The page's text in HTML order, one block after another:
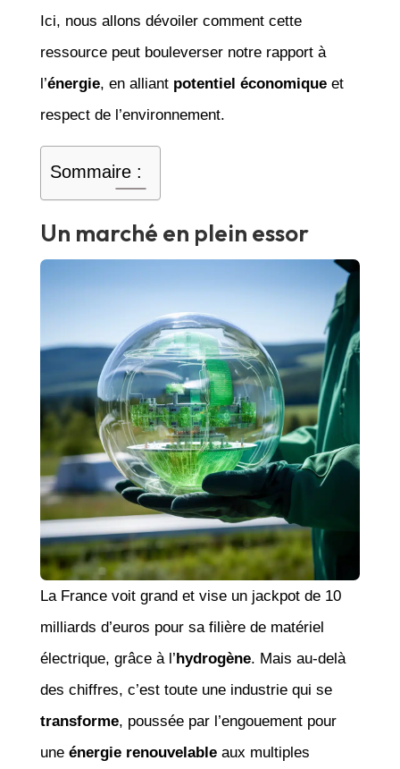
Ici, nous allons dévoiler comment cette
ressource peut bouleverser notre rapport à
l’énergie, en alliant potentiel économiqueet
respect de l’environnement.
Sommaire :
Un marché en plein essor
La France voit grand et vise un jackpot de 10
milliards d’euros pour sa filière de matériel
électrique, grâce à l’hydrogène. Mais au-delà
des chiffres, c’est toute une industrie qui se
transforme, poussée par l’engouement pour
une énergie renouvelableaux multiples